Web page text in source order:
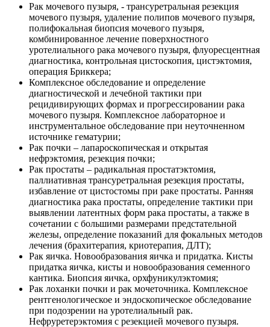
Рак мочевого пузыря, - трансуретральная резекция
мочевого пузыря, удаление полипов мочевого пузыря,
полифокальная биопсия мочевого пузыря,
комбинированное лечение поверхностного
уротелиального рака мочевого пузыря, флуоресцентная
диагностика, контрольная цистоскопия, цистэктомия,
операция Бриккера;
Комплексное обследование и определение
диагностической и лечебной тактики при
рецидивирующих формах и прогрессировании рака
мочевого пузыря. Комплексное лабораторное и
инструментальное обследование при неуточненном
источнике гематурии;
Рак почки – лапароскопическая и открытая
нефрэктомия, резекция почки;
Рак простаты – радикальная простатэктомия,
паллиативная трансуретральная резекция простаты,
избавление от цистостомы при раке простаты. Ранняя
диагностика рака простаты, определение тактики при
выявлении латентных форм рака простаты, а также в
сочетании с большими размерами предстательной
железы, определение показаний для фокальных методов
лечения (брахитерапия, криотерапия, ДЛТ);
Рак яичка. Новообразования яичка и придатка. Кисты
придатка яичка, кисты и новообразования семенного
кантика. Биопсия яичка, орхфуникулэктомия;
Рак лоханки почки и рак мочеточника. Комплексное
рентгенологическое и эндоскопическое обследование
при подозрении на уротелиальный рак.
Нефруретерэктомия с резекцией мочевого пузыря.